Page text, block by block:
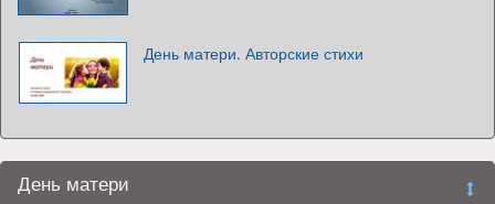
День матери. Авторские стихи
День матери